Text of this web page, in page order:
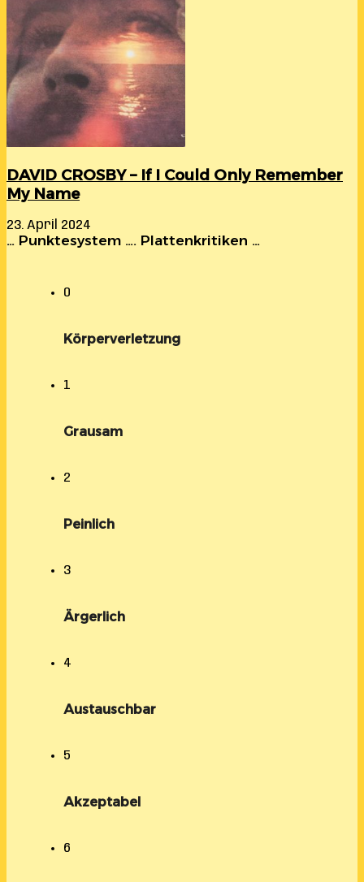
DAVID CROSBY – If I Could Only Remember
My Name
23. April 2024
… Punktesystem …. Plattenkritiken …
0
Körperverletzung
1
Grausam
2
Peinlich
3
Ärgerlich
4
Austauschbar
5
Akzeptabel
6